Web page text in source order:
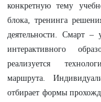
конкретную тему
блока, тренинга
деятельности. Смарт –
интерактивного
реализуется
маршрута.
отбирает формы